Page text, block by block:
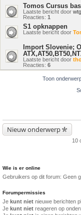
Tomos Cursus
Laatste bericht door wtg
Reacties: 1
S1 opknappen
Laatste bericht door
Import Slovenie;
Laatste bericht door
Reacties: 6
Toon
Nieuw onderwerp
10
Wie is er online
Gebruikers op dit forum: Geen
Forumpermissies
Je kunt niet nieuwe berichten
Je kunt niet reageren op